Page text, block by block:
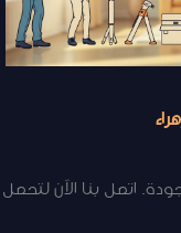
اتصل بنا الآن